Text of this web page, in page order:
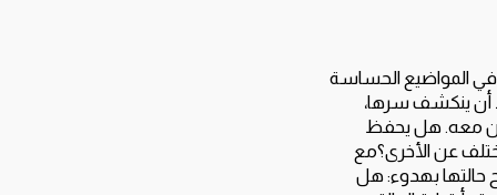
المواضيع الحساسة
أن ينكشف سرها،
معه. هل يحفظ
عن الأخرى؟مع
حالتها بهدوء: هل